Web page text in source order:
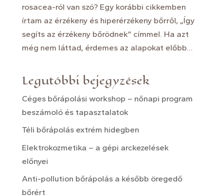
rosacea-ról van szó? Egy korábbi cikkemben
írtam az érzékeny és hiperérzékeny bőrről, „Így
segíts az érzékeny bőrödnek” címmel. Ha azt
még nem láttad, érdemes az alapokat előbb...
Legutóbbi bejegyzések
Céges bőrápolási workshop – nőnapi program
beszámoló és tapasztalatok
Téli bőrápolás extrém hidegben
Elektrokozmetika – a gépi arckezelések
előnyei
Anti-pollution bőrápolás a később öregedő
bőrért